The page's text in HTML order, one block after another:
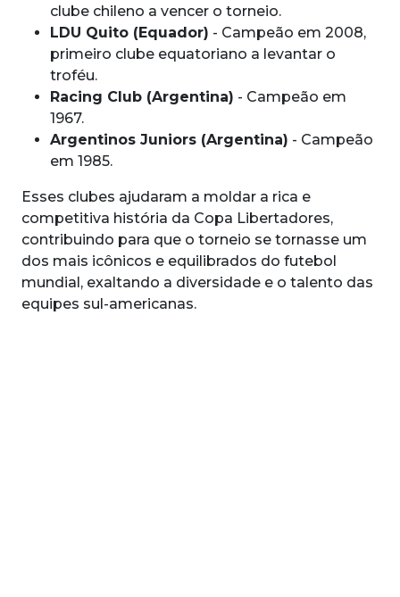
clube chileno a vencer o torneio.
LDU Quito (Equador) - Campeão em 2008,
primeiro clube equatoriano a levantar o
troféu.
Racing Club (Argentina) - Campeão em
1967.
Argentinos Juniors (Argentina) - Campeão
em 1985.
Esses clubes ajudaram a moldar a rica e
competitiva história da Copa Libertadores,
contribuindo para que o torneio se tornasse um
dos mais icônicos e equilibrados do futebol
mundial, exaltando a diversidade e o talento das
equipes sul-americanas.